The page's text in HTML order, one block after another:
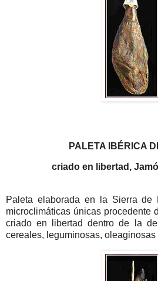
PALETA IBÉRICA
criado en libertad,
Paleta elaborada en la Sierra de
microclimáticas únicas procedente
criado en libertad dentro de la
cereales, leguminosas, oleaginosas